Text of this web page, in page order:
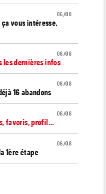
06/08
vous intéresse,
06/08
les dernières infos
06/08
16 abandons
06/08
favoris, profil…
06/08
1ère étape